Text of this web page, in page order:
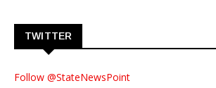
TWITTER
Follow @StateNewsPoint